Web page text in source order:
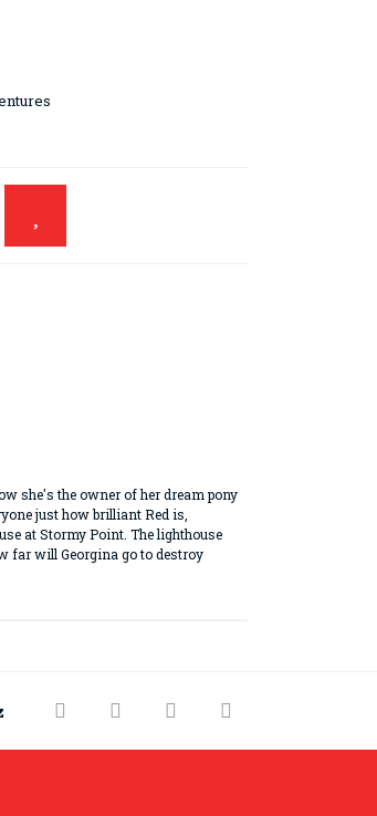
she's the owner of her dream pony
just how brilliant Red is,
at Stormy Point. The lighthouse
far will Georgina go to destroy